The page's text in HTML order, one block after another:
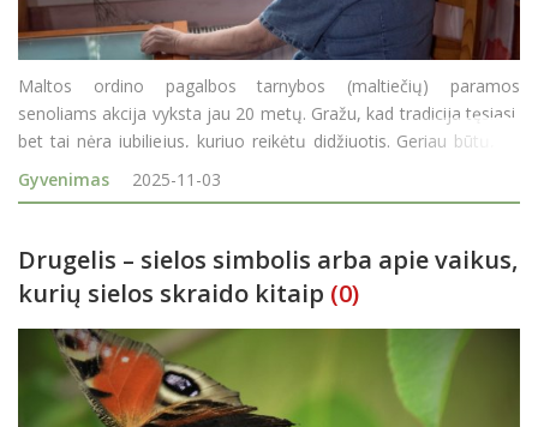
Maltos ordino pagalbos tarnybos (maltiečių) paramos
senoliams akcija vyksta jau 20 metų. Gražu, kad tradicija tęsiasi,
bet tai nėra jubiliejus, kuriuo reikėtų didžiuotis. Geriau būtų, jei
Lietuvoje nebereikėtų kalbėti apie skurdą, ypač senolių. Deja,
statistikos duomenimis, 2024 m. apie 620 tūkst. &
Gyvenimas 2025-11-03
Drugelis – sielos simbolis arba apie vaikus,
kurių sielos skraido kitaip (0)